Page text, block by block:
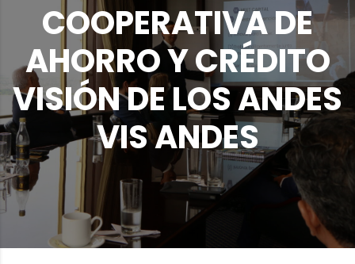
COOPERATIVA DE
AHORRO Y CRÉDITO
VISIÓN DE LOS ANDES
VIS ANDES